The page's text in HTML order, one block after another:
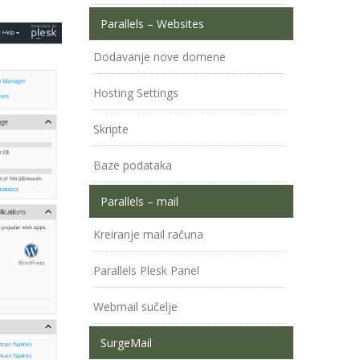
Parallels – Websites
Dodavanje nove domene
Hosting Settings
Skripte
Baze podataka
Parallels – mail
Kreiranje mail računa
Parallels Plesk Panel
Webmail sučelje
SurgeMail